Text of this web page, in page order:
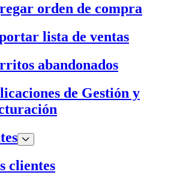
orden de compra
lista de ventas
abandonados
de Gestión y
clientes